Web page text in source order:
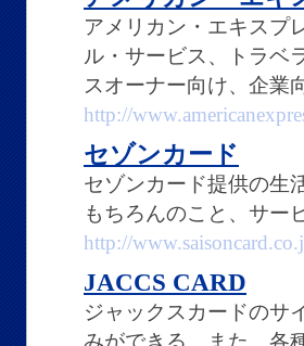
アメリカン・エキスプ
ル・サービス、トラベ
スオーナー向け、企業
http://
セゾンカード
セゾンカード提供の生
もちろんのこと、サー
http://
JACCS CARD
ジャックスカードのサ
みができる。また、各